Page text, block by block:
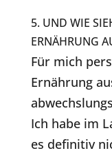
5. UND WIE
ERNÄHRUNG
Für mich
Ernährung
Ich habe im
es definitiv